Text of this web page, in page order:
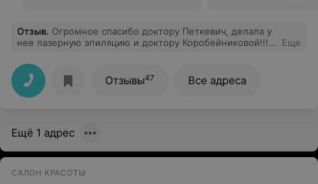
Отзыв. Огромное спасибо доктору Петкевич, делала у
нее лазерную эпиляцию и доктору Коробейниковой!!!!
Администраторы приятные, в центре чистенько и
аккуратненько! Радует наличие такого качественного
сервиса медицинских услуг, как в Лесанте!
Еще
Отзывы47 Все адреса
Ещё 1 адрес
САЛОН КРАСОТЫ